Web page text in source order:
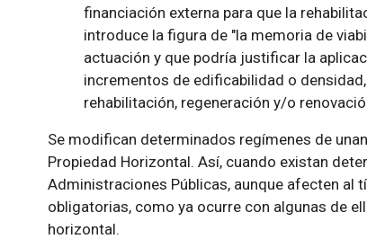
financiación externa para que la
introduce la figura de "la memoria de
actuación y que podría justificar la
incrementos de edificabilidad o
rehabilitación, regeneración y/o
Se modifican determinados regímenes de
Propiedad Horizontal. Así, cuando existan
Administraciones Públicas, aunque afecten
obligatorias, como ya ocurre con algunas de
horizontal.